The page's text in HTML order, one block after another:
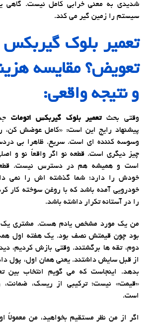
شدیدی به معنی خرابی کامل نیست. گاهی
سیستم را زمین گیر می کند.
تعمیر بلوک گیربکس
تعویض؟ مقایسه
و نتیجه واقعی:
وقتی بحثتعمیر بلوک گیربکس اتومات
پیشنهاد رایج این است: «کامل عوضش
وسوسه کننده ای است. سریع. ظاهرا بی
چیز دیگری است. قطعه نو اگر واقعاً نو و
است و همیشه هم در دسترس نیست.
خودش را دارد؛ شما گذشته اش را نمی
خودرویی آمده باشد که با روغن سوخته کار
را در آستانه تکرار داشته باشد.
من یک مورد مشخص یادم هست. مشتری یک
بود چون قیمتش نصف بود. یک هفته اول
دوم، تقه ها برگشتند. وقتی بازش کردیم،
از قبل سایش داشتند. یعنی همان اول، پول
بدهد. اینجاست که می گویم انتخاب بین
«قیمت» نیست؛ ترکیبی از ریسک، ضمانت،
است.
اگر از من نظر مستقیم بخواهید، من معمولاً